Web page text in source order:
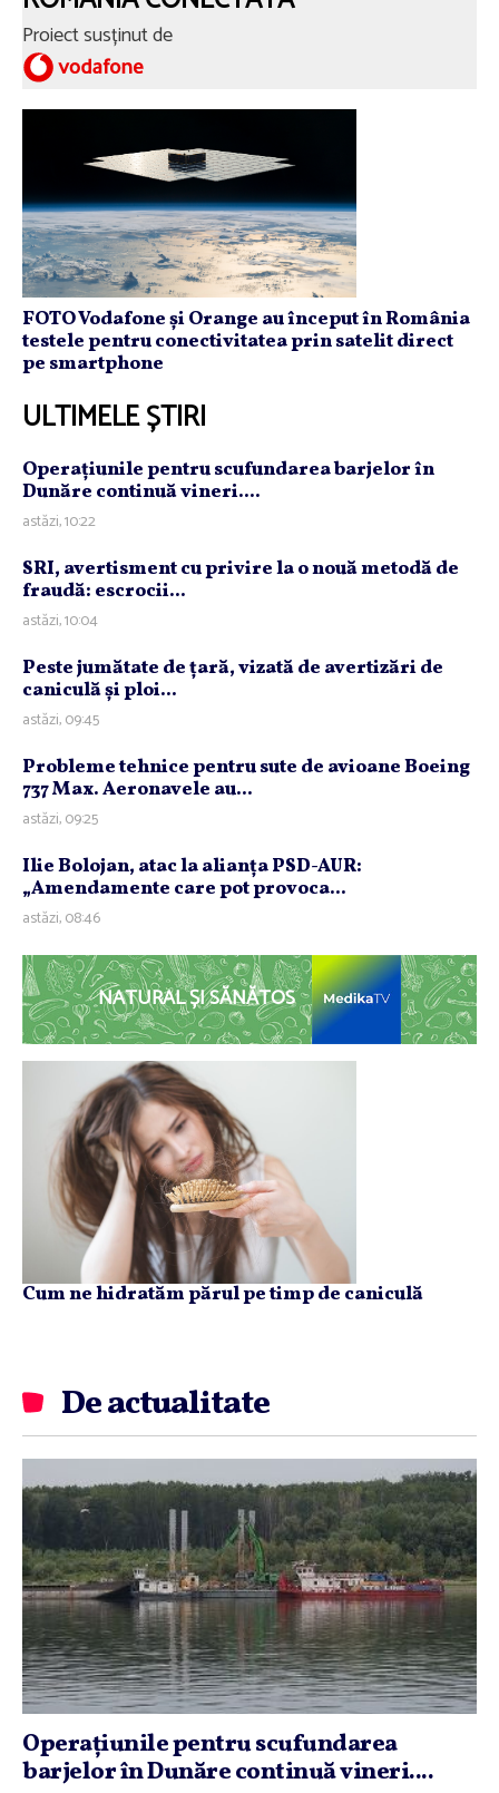
Proiect susținut de
FOTO Vodafone și Orange au început în România
testele pentru conectivitatea prin satelit direct
pe smartphone
ULTIMELE ȘTIRI
Operaţiunile pentru scufundarea barjelor în
Dunăre continuă vineri....
astăzi, 10:22
SRI, avertisment cu privire la o nouă metodă de
fraudă: escrocii...
astăzi, 10:04
Peste jumătate de ţară, vizată de avertizări de
caniculă şi ploi...
astăzi, 09:45
Probleme tehnice pentru sute de avioane Boeing
737 Max. Aeronavele au...
astăzi, 09:25
Ilie Bolojan, atac la alianţa PSD-AUR:
„Amendamente care pot provoca...
astăzi, 08:46
NATURAL ȘI SĂNĂTOS
Cum ne hidratăm părul pe timp de caniculă
De actualitate
Operaţiunile pentru scufundarea
barjelor în Dunăre continuă vineri....